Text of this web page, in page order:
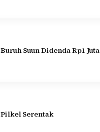
Buruh Suun Didenda Rp1 Juta
Pilkel Serentak